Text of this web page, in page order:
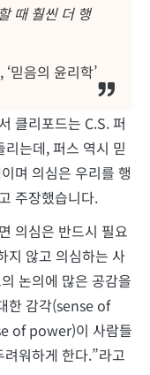
때 훨씬 더 행
믿음의 윤리학’
클리포드는 C.S. 퍼
는데, 퍼스 역시 믿
며 의심은 우리를 행
주장했습니다.
의심은 반드시 필요
지 않고 의심하는 사
논의에 많은 공감을
한 감각(sense of
of power)이 사람들
워하게 한다.”라고